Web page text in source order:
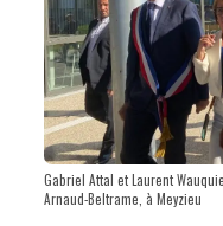
Gabriel Attal et Laurent
Arnaud-Beltrame, à Meyzieu